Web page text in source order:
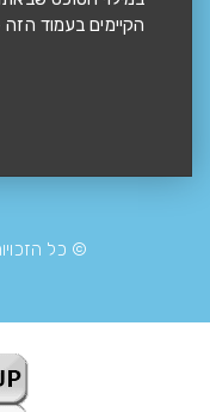
הקיימים בעמוד הזה
© כל